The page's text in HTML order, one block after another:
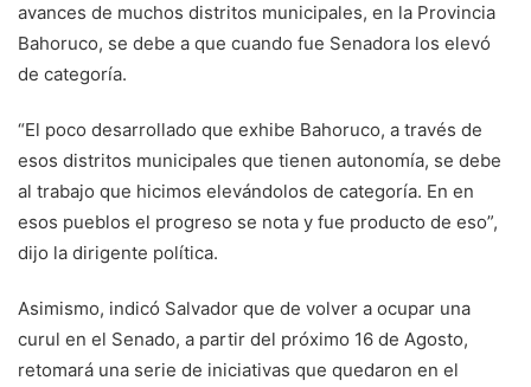
avances de muchos distritos municipales, en la Provincia
Bahoruco, se debe a que cuando fue Senadora los elevó
de categoría.
“El poco desarrollado que exhibe Bahoruco, a través de
esos distritos municipales que tienen autonomía, se debe
al trabajo que hicimos elevándolos de categoría. En en
esos pueblos el progreso se nota y fue producto de eso”,
dijo la dirigente política.
Asimismo, indicó Salvador que de volver a ocupar una
curul en el Senado, a partir del próximo 16 de Agosto,
retomará una serie de iniciativas que quedaron en el